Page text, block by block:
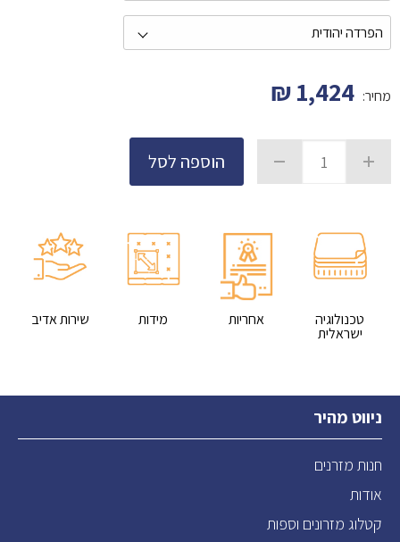
מחיר: 1,424
₪
הוספה לסל
טכנולוגיה
ישראלית
אחריות מידות שירות אדיב
ניווט מהיר
חנות מזרנים
אודות
קטלוג מזרונים וספות